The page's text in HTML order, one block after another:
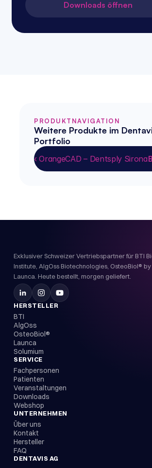
Downloads öffnen
PRODUKTNAVIGATION
Weitere Produkte im
Portfolio
‹ OrangeCAD – Dentsply Sirona
Exklusiver Schweizer Vertriebspartner für BTI
Institute, AlgOss Biotechnologies, OsteoBiol®
Launca. Heute bestellt, morgen geliefert.
HERSTELLER
BTI
AlgOss
OsteoBiol®
Launca
Solumium
SERVICE
Fachpersonen
Patienten
Veranstaltungen
Downloads
Webshop
UNTERNEHMEN
Über uns
Kontakt
Hersteller
FAQ
DENTAVIS AG